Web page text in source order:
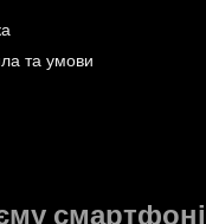
та умови
смартфоні